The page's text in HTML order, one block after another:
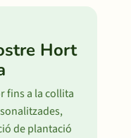
Hort
fins a la collita
de plantació